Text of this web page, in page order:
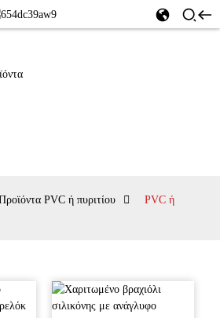
PVC ή πυριτίου
PVC ή